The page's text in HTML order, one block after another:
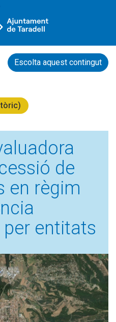
Escolta aquest contingut
de
en règim
entitats